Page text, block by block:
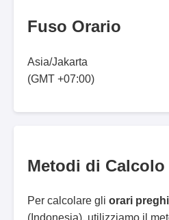
Fuso Orario
Asia/Jakarta
(GMT +07:00)
Metodi di Calcolo
Per calcolare gli orari